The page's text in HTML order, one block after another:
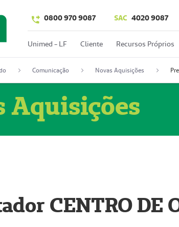
0800 970 9087 SAC 4020 9087
Unimed - LF Cliente Recursos Próprios
Comunicação Novas Aquisições
Aquisições
CENTRO DE